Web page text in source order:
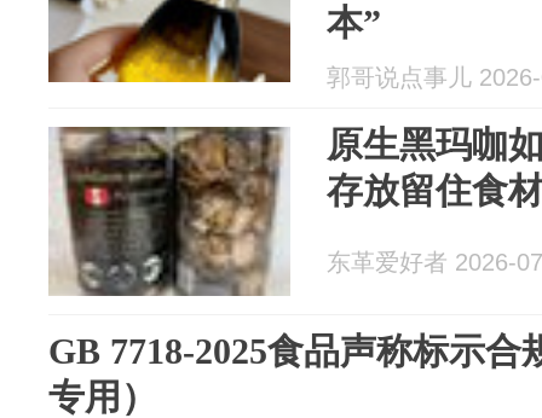
本”
郭哥说点事儿
原生黑玛咖
存放留住食
东革爱好者 2026-
GB 7718-2025食品声称标示
专用）